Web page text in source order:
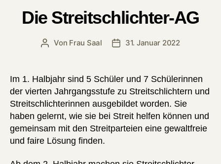
Die Streitschlichter-AG
Beitragsautor
Von Frau Saal Veröffentlichungsdatum
31. Januar 2022
Im 1. Halbjahr sind 5 Schüler und 7 Schülerinnen
der vierten Jahrgangsstufe zu Streitschlichtern und
Streitschlichterinnen ausgebildet worden. Sie
haben gelernt, wie sie bei Streit helfen können und
gemeinsam mit den Streitparteien eine gewaltfreie
und faire Lösung finden.